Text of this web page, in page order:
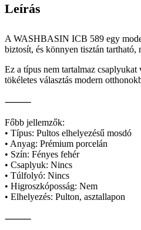
Leírás
A WASHBASIN ICB 589 egy
biztosít, és könnyen tisztán
Ez a típus nem tartalmaz
tökéletes választás modern
⸻
Főbb jellemzők:
• Típus: Pultos elhelyezésű mosdó
• Anyag: Prémium porcelán
• Szín: Fényes fehér
• Csaplyuk: Nincs
• Túlfolyó: Nincs
• Higroszkóposság: Nem
• Elhelyezés: Pulton, asztallapon
⸻